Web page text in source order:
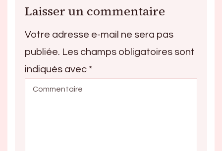
Laisser un commentaire
Votre adresse e-mail ne sera pas
publiée. Les champs obligatoires sont
indiqués avec *